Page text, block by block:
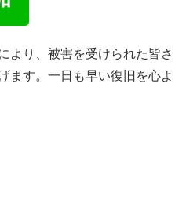
より、被害を受けられた皆さ
ます。一日も早い復旧を心よ